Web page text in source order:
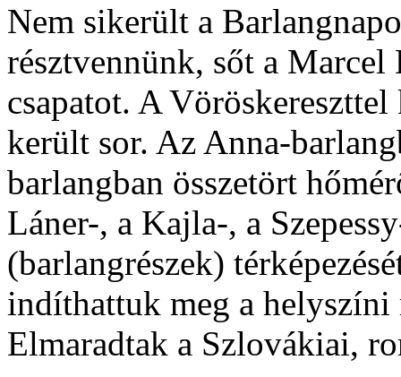
Nem sikerült a
résztvennünk, sőt a
csapatot. A
került sor. Az Anna-
barlangban összetört
Láner-, a Kajla-, a
(barlangrészek)
indíthattuk meg a helyszíni
Elmaradtak a Szlovákiai,